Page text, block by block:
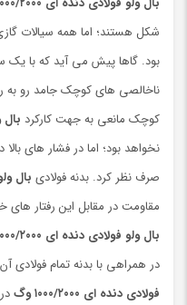
شکل هستند؛ اما همه سیالات
بود. گاها پیش می ‌آید که با یک
ناخالصی های کوچک جامد رو به
کوچک مانعی به جهت کارکرد بال
نخواهد بود؛ اما در فشار های
صرف نظر کرد. بدنه فولادی بال ولو
مقاومت در مقابل این رفتار
بال ولو فولادی دنده ای ۱۰۰۰/۲۰۰۰ وگ
در همراهی با بدنه تمام فولادی
فولادی دنده ای ۱۰۰۰/۲۰۰۰ وگ